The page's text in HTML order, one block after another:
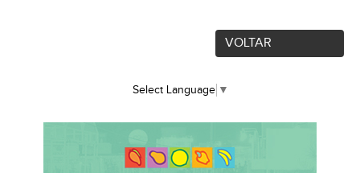
VOLTAR
Select Language ▼